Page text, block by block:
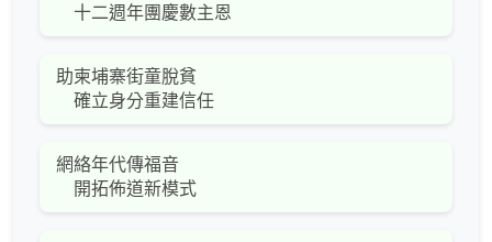
十二週年團慶數主恩
助柬埔寨街童脫貧
確立身分重建信任
網絡年代傳福音
開拓佈道新模式